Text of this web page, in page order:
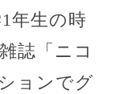
年生の時
誌「ニコ
ョンでグ